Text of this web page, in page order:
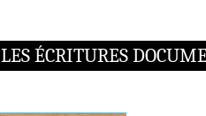
LES ÉCRITURES